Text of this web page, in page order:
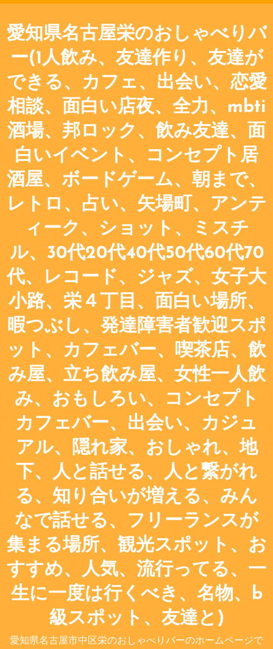
愛知県名古屋栄のおしゃべりバ
ー(1人飲み、友達作り、友達が
できる、カフェ、出会い、恋愛
相談、面白い店夜、全力、mbti
酒場、邦ロック、飲み友達、面
白いイベント、コンセプト居
酒屋、ボードゲーム、朝まで、
レトロ、占い、矢場町、アンテ
ィーク、ショット、ミスチ
ル、30代20代40代50代60代70
代、レコード、ジャズ、女子大
小路、栄４丁目、面白い場所、
暇つぶし、発達障害者歓迎スポ
ット、カフェバー、喫茶店、飲
み屋、立ち飲み屋、女性一人飲
み、おもしろい、コンセプト
カフェバー、出会い、カジュ
アル、隠れ家、おしゃれ、地
下、人と話せる、人と繋がれ
る、知り合いが増える、みん
なで話せる、フリーランスが
集まる場所、観光スポット、お
すすめ、人気、流行ってる、一
生に一度は行くべき、名物、b
級スポット、友達と)
愛知県名古屋市中区栄のおしゃべりバーのホームページで